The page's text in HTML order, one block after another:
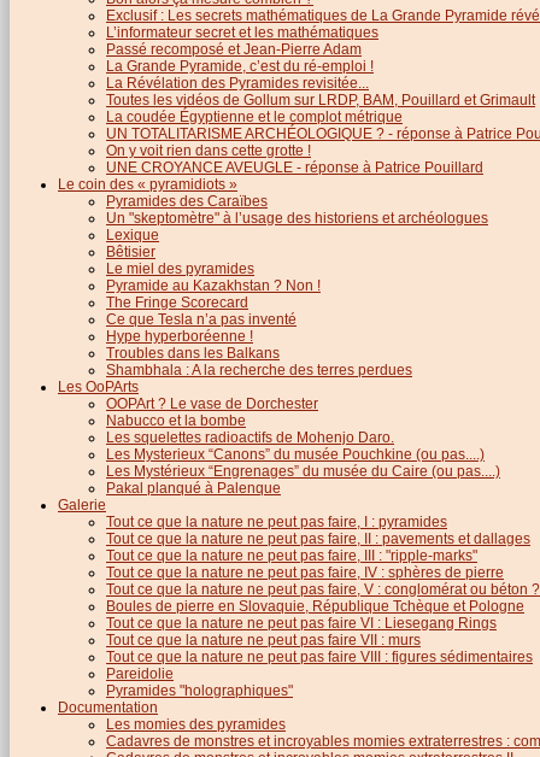
Exclusif : Les secrets mathématiques de La Grande Pyramide
L’informateur secret et les mathématiques
Passé recomposé et Jean-Pierre Adam
La Grande Pyramide, c’est du ré-emploi !
La Révélation des Pyramides revisitée...
Toutes les vidéos de Gollum sur LRDP, BAM, Pouillard et Grimault
La coudée Égyptienne et le complot métrique
UN TOTALITARISME ARCHÉOLOGIQUE ? - réponse à Patrice
On y voit rien dans cette grotte !
UNE CROYANCE AVEUGLE - réponse à Patrice Pouillard
Le coin des « pyramidiots »
Pyramides des Caraïbes
Un "skeptomètre" à l’usage des historiens et archéologues
Lexique
Bêtisier
Le miel des pyramides
Pyramide au Kazakhstan ? Non !
The Fringe Scorecard
Ce que Tesla n’a pas inventé
Hype hyperboréenne !
Troubles dans les Balkans
Shambhala : A la recherche des terres perdues
Les OoPArts
OOPArt ? Le vase de Dorchester
Nabucco et la bombe
Les squelettes radioactifs de Mohenjo Daro.
Les Mysterieux “Canons” du musée Pouchkine (ou pas....)
Les Mystérieux “Engrenages” du musée du Caire (ou pas....)
Pakal planqué à Palenque
Galerie
Tout ce que la nature ne peut pas faire, I : pyramides
Tout ce que la nature ne peut pas faire, II : pavements et dallages
Tout ce que la nature ne peut pas faire, III : "ripple-marks"
Tout ce que la nature ne peut pas faire, IV : sphères de pierre
Tout ce que la nature ne peut pas faire, V : conglomérat ou béton ?
Boules de pierre en Slovaquie, République Tchèque et Pologne
Tout ce que la nature ne peut pas faire VI : Liesegang Rings
Tout ce que la nature ne peut pas faire VII : murs
Tout ce que la nature ne peut pas faire VIII : figures sédimentaires
Pareidolie
Pyramides "holographiques"
Documentation
Les momies des pyramides
Cadavres de monstres et incroyables momies extraterrestres :